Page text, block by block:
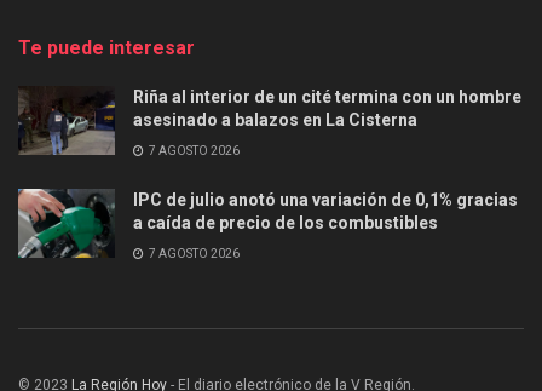
Te puede interesar
Riña al interior de un cité termina con un hombre
asesinado a balazos en La Cisterna
7 AGOSTO 2026
IPC de julio anotó una variación de 0,1% gracias
a caída de precio de los combustibles
7 AGOSTO 2026
© 2023 La Región Hoy - El diario electrónico de la V Región.